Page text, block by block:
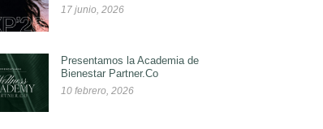
17 junio, 2026
Presentamos la Academia de
Bienestar Partner.Co
10 febrero, 2026